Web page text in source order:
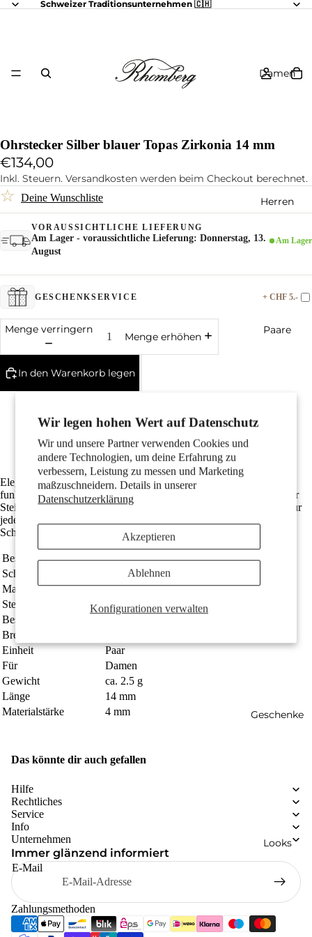
Wir legen hohen Wert auf Datenschutz
Wir und unsere Partner verwenden Cookies und
andere Technologien, um deine Erfahrung zu
verbessern, Leistung zu messen und Marketing
maßzuschneidern. Details in unserer
Datenschutzerklärung
Konfigurationen verwalten
Akzeptieren
Ablehnen
Schweizer Traditionsunternehmen 🇨🇭
Damen
Herren
Paare
Geschenke
Looks
Ohrstecker Silber blauer Topas Zirkonia 14 mm
€134,00
Inkl. Steuern. Versandkosten werden beim Checkout berechnet.
☆ Deine Wunschliste
VORAUSSICHTLICHE LIEFERUNG
Am Lager - voraussichtliche Lieferung: Donnerstag, 13.
August
Am Lager
GESCHENKSERVICE + CHF 5.-
Menge verringern
Menge erhöhen
In den Warenkorb legen
Mit funkelndem Zirkonia
Kostenlose Lieferung
Elegante Damen Ohrstecker aus hochwertigem Silber, verziert mit
funkelnden Topas- und Zirkonia-Steinen. Die zarte Tropfenform der
Steine sorgt für eine feminine und zeitlose Ausstrahlung – perfekt für
jeden Anlass, ob Alltag oder besonderer Event. Ein edles
Schmuckstück, das begeistert.
Bestellnummer
564195
Schmuckart
Ohrstecker
Material
Silber
Steine
Topas blau, 20 Steine Zirkonia
Beschichtung
Breite
Einheit
Paar
Für
Damen
Gewicht
ca. 2.5 g
Länge
14 mm
Materialstärke
4 mm
Das könnte dir auch gefallen
Hilfe
Rechtliches
Service
Info
Unternehmen
Immer glänzend informiert
E-Mail
Zahlungsmethoden